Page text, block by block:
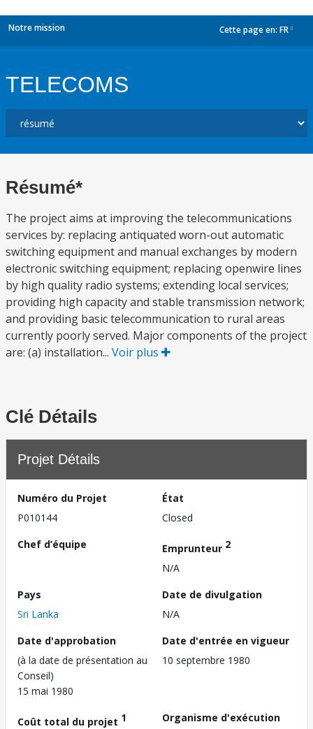
Notre mission Cette page en: FR
TELECOMS
Résumé*
The project aims at improving the telecommunications
services by: replacing antiquated worn-out automatic
switching equipment and manual exchanges by modern
electronic switching equipment; replacing openwire lines
by high quality radio systems; extending local services;
providing high capacity and stable transmission network;
and providing basic telecommunication to rural areas
currently poorly served. Major components of the project
are: (a) installation... Voir plus
Clé Détails
Projet Détails
Numéro du Projet
P010144
État
Closed
Chef d’équipe
Emprunteur 2
N/A
Pays
Sri Lanka
Date de divulgation
N/A
Date d'approbation
(à la date de présentation au
Conseil)
15 mai 1980
Date d'entrée en vigueur
10 septembre 1980
Coût total du projet 1
Organisme d'exécution